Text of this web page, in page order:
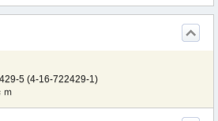
5 (4-16-722429-1)
ｍ